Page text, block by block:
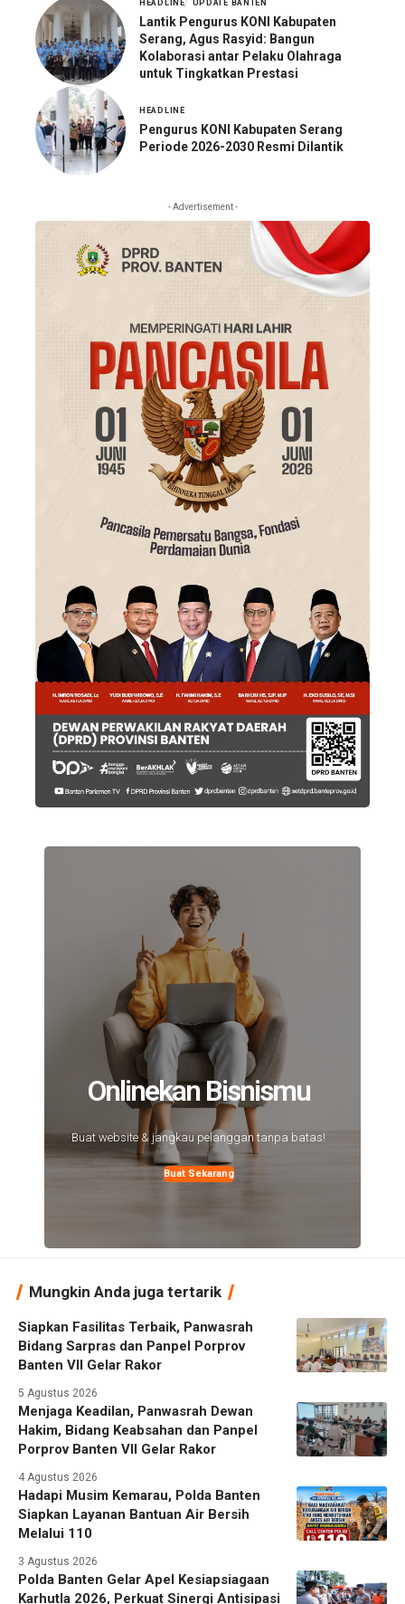
HEADLINE UPDATE BANTEN
Lantik Pengurus KONI Kabupaten
Serang, Agus Rasyid: Bangun
Kolaborasi antar Pelaku Olahraga
untuk Tingkatkan Prestasi
HEADLINE
Pengurus KONI Kabupaten Serang
Periode 2026-2030 Resmi Dilantik
- Advertisement -
Onlinekan Bisnismu
Buat website & jangkau pelanggan tanpa batas!
Buat Sekarang
Mungkin Anda juga tertarik
Siapkan Fasilitas Terbaik, Panwasrah
Bidang Sarpras dan Panpel Porprov
Banten VII Gelar Rakor
5 Agustus 2026
Menjaga Keadilan, Panwasrah Dewan
Hakim, Bidang Keabsahan dan Panpel
Porprov Banten VII Gelar Rakor
4 Agustus 2026
Hadapi Musim Kemarau, Polda Banten
Siapkan Layanan Bantuan Air Bersih
Melalui 110
3 Agustus 2026
Polda Banten Gelar Apel Kesiapsiagaan
Karhutla 2026, Perkuat Sinergi Antisipasi